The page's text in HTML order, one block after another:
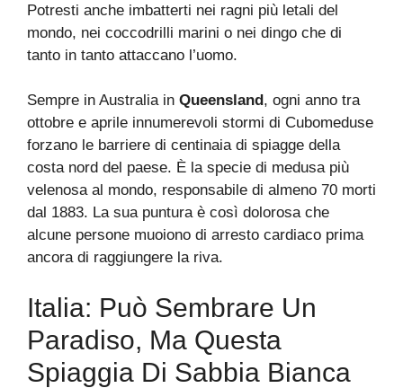
Potresti anche imbatterti nei ragni più letali del
mondo, nei coccodrilli marini o nei dingo che di
tanto in tanto attaccano l’uomo.
Sempre in Australia in Queensland, ogni anno tra
ottobre e aprile innumerevoli stormi di Cubomeduse
forzano le barriere di centinaia di spiagge della
costa nord del paese. È la specie di medusa più
velenosa al mondo, responsabile di almeno 70 morti
dal 1883. La sua puntura è così dolorosa che
alcune persone muoiono di arresto cardiaco prima
ancora di raggiungere la riva.
Italia: Può Sembrare Un
Paradiso, Ma Questa
Spiaggia Di Sabbia Bianca